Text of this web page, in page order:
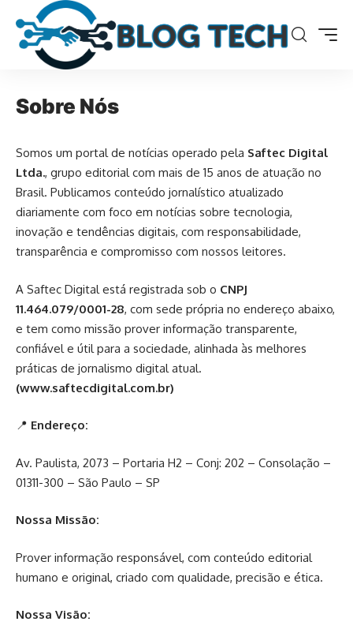
Sobre Nós
Somos um portal de notícias operado pela Saftec Digital
Ltda., grupo editorial com mais de 15 anos de atuação no
Brasil. Publicamos conteúdo jornalístico atualizado
diariamente com foco em notícias sobre tecnologia,
inovação e tendências digitais, com responsabilidade,
transparência e compromisso com nossos leitores.
A Saftec Digital está registrada sob o CNPJ
11.464.079/0001-28, com sede própria no endereço abaixo,
e tem como missão prover informação transparente,
confiável e útil para a sociedade, alinhada às melhores
práticas de jornalismo digital atual.
(www.saftecdigital.com.br)
📍 Endereço:
Av. Paulista, 2073 – Portaria H2 – Conj: 202 – Consolação –
01311-300 – São Paulo – SP
Nossa Missão:
Prover informação responsável, com conteúdo editorial
humano e original, criado com qualidade, precisão e ética.
Nossa Visão: